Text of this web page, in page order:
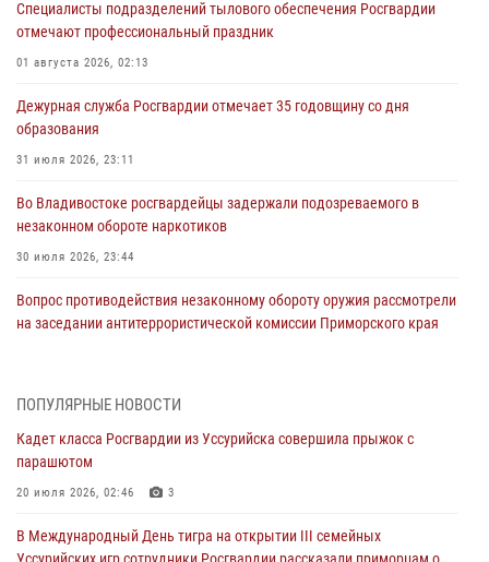
Специалисты подразделений тылового обеспечения Росгвардии
отмечают профессиональный праздник
01 августа 2026, 02:13
Дежурная служба Росгвардии отмечает 35 годовщину со дня
образования
31 июля 2026, 23:11
Во Владивостоке росгвардейцы задержали подозреваемого в
незаконном обороте наркотиков
30 июля 2026, 23:44
Вопрос противодействия незаконному обороту оружия рассмотрели
на заседании антитеррористической комиссии Приморского края
Во Владивостоке во дворе жилого дома сотрудники
29 июля 2026, 01:17
В День Крещения Руси в Князь-Владимирском храме – Главном
ходом
ПОПУЛЯРНЫЕ НОВОСТИ
Кадет класса Росгвардии из Уссурийска совершила прыжок с
парашютом
20 июля 2026, 02:46 3
В Международный День тигра на открытии III семейных
Уссурийских игр сотрудники Росгвардии рассказали приморцам о